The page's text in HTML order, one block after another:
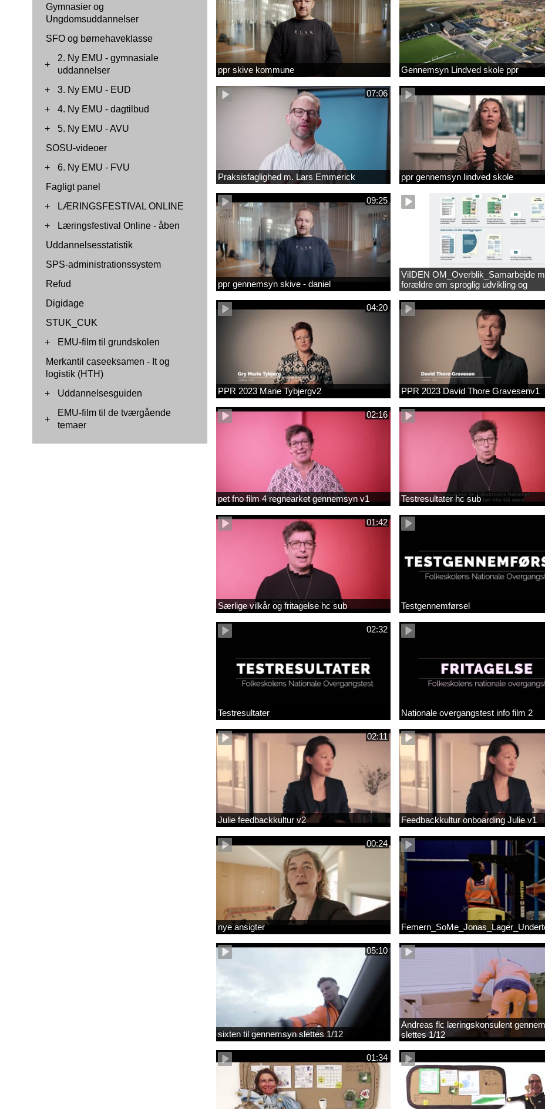
Gymnasier og
Ungdomsuddannelser
SFO og børnehaveklasse
+
2. Ny EMU - gymnasiale
uddannelser
+
3. Ny EMU - EUD
+
4. Ny EMU - dagtilbud
+
5. Ny EMU - AVU
SOSU-videoer
+
6. Ny EMU - FVU
Fagligt panel
+
LÆRINGSFESTIVAL ONLINE
+
Læringsfestival Online - åben
Uddannelsesstatistik
SPS-administrationssystem
Refud
Digidage
STUK_CUK
+
EMU-film til grundskolen
Merkantil caseeksamen - It og
logistik (HTH)
+
Uddannelsesguiden
+
EMU-film til de tværgående
temaer
ppr skive kommune Gennemsyn Lindved skole ppr
07:06
Praksisfaglighed m. Lars Emmerick ppr gennemsyn lindved skole
09:25
ppr gennemsyn skive - daniel
ViIDEN OM_Overblik_Samarbejde
forældre om sproglig udvikling og
forebyggelse af læsevanskelighede
04:20
PPR 2023 Marie Tybjergv2 PPR 2023 David Thore Gravesenv1
02:16
pet fno film 4 regnearket gennemsyn v1 Testresultater hc sub
01:42
Særlige vilkår og fritagelse hc sub Testgennemførsel
02:32
Testresultater Nationale overgangstest info film 2
02:11
Julie feedbackkultur v2 Feedbackkultur onboarding Julie v1
00:24
nye ansigter
05:10
sixten til gennemsyn slettes 1/12
Andreas flc læringskonsulent
slettes 1/12
01:34